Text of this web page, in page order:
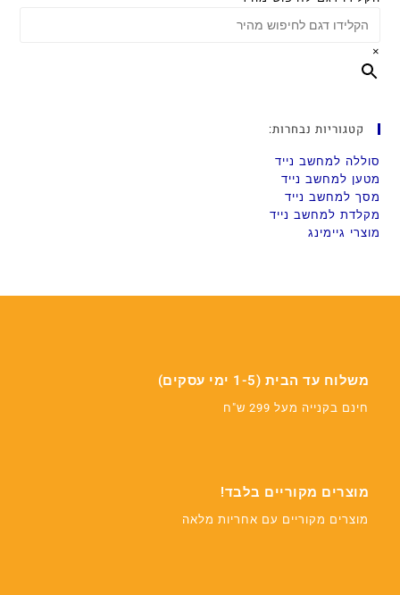
×
קטגוריות נבחרות:
סוללה למחשב נייד
מטען למחשב נייד
מסך למחשב נייד
מקלדת למחשב נייד
מוצרי גיימינג
משלוח עד הבית (1-5 ימי עסקים)
חינם בקנייה מעל 299 ש"ח
מוצרים מקוריים בלבד!
מוצרים מקוריים עם אחריות מלאה